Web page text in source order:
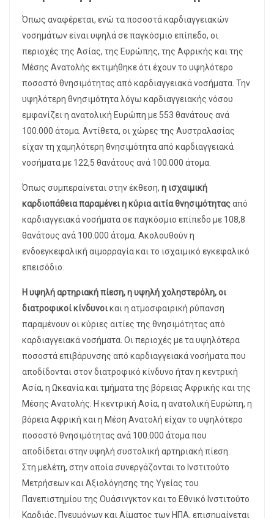
Όπως αναφέρεται, ενώ τα ποσοστά καρδιαγγειακών
νοσημάτων είναι υψηλά σε παγκόσμιο επίπεδο, οι
περιοχές της Ασίας, της Ευρώπης, της Αφρικής και της
Μέσης Ανατολής εκτιμήθηκε ότι έχουν το υψηλότερο
ποσοστό θνησιμότητας από καρδιαγγειακά νοσήματα. Την
υψηλότερη θνησιμότητα λόγω καρδιαγγειακής νόσου
εμφανίζει η ανατολική Ευρώπη με 553 θανάτους ανά
100.000 άτομα. Αντίθετα, οι χώρες της Αυστραλασίας
είχαν τη χαμηλότερη θνησιμότητα από καρδιαγγειακά
νοσήματα με 122,5 θανάτους ανά 100.000 άτομα.
Όπως συμπεραίνεται στην έκθεση, η ισχαιμική
καρδιοπάθεια παραμένει η κύρια αιτία θνησιμότηταςαπό
καρδιαγγειακά νοσήματα σε παγκόσμιο επίπεδο με 108,8
θανάτους ανά 100.000 άτομα. Ακολουθούν η
ενδοεγκεφαλική αιμορραγία και το ισχαιμικό εγκεφαλικό
επεισόδιο.
Η υψηλή αρτηριακή πίεση, η υψηλή χοληστερόλη, οι
διατροφικοί κίνδυνοικαι η ατμοσφαιρική ρύπανση
παραμένουν οι κύριες αιτίες της θνησιμότητας από
καρδιαγγειακά νοσήματα. Οι περιοχές με τα υψηλότερα
ποσοστά επιβάρυνσης από καρδιαγγειακά νοσήματα που
αποδίδονται στον διατροφικό κίνδυνο ήταν η κεντρική
Ασία, η Ωκεανία και τμήματα της βόρειας Αφρικής και της
Μέσης Ανατολής. Η κεντρική Ασία, η ανατολική Ευρώπη, η
βόρεια Αφρική και η Μέση Ανατολή είχαν το υψηλότερο
ποσοστό θνησιμότητας ανά 100.000 άτομα που
αποδίδεται στην υψηλή συστολική αρτηριακή πίεση.
Στη μελέτη, στην οποία συνεργάζονται το Ινστιτούτο
Μετρήσεων και Αξιολόγησης της Υγείας του
Πανεπιστημίου της Ουάσινγκτον και το Εθνικό Ινστιτούτο
Καρδιάς, Πνευμόνων και Αίματος των ΗΠΑ, επισημαίνεται